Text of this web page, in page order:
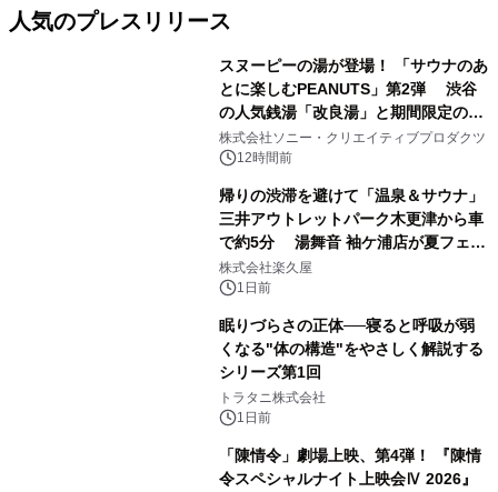
人気のプレスリリース
スヌーピーの湯が登場！ 「サウナのあ
とに楽しむPEANUTS」第2弾 渋谷
の人気銭湯「改良湯」と期間限定のコ
ラボレーション サウナイキタイコラ
ボグッズも発売決定！
株式会社ソニー・クリエイティブプロダクツ
12時間前
帰りの渋滞を避けて「温泉＆サウナ」
三井アウトレットパーク木更津から車
で約5分 湯舞音 袖ケ浦店が夏フェア
メニューを提供
株式会社楽久屋
1日前
眠りづらさの正体──寝ると呼吸が弱
くなる"体の構造"をやさしく解説する
シリーズ第1回
トラタニ株式会社
1日前
「陳情令」劇場上映、第4弾！ 『陳情
令スペシャルナイト上映会Ⅳ 2026』